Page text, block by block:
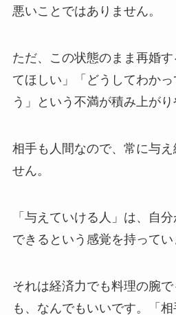
悪いことではありません。
ただ、この状態のまま再婚
てほしい」「どうしてわか
う」という不満が積み上がり
相手も人間なので、常に与
せん。
「与えていける人」は、自
できるという感覚を持ってい
それは経済力でも料理の腕
も、なんでもいいです。「